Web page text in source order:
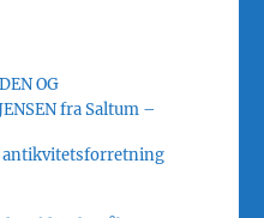
OG
fra Saltum –
antikvitetsforretning